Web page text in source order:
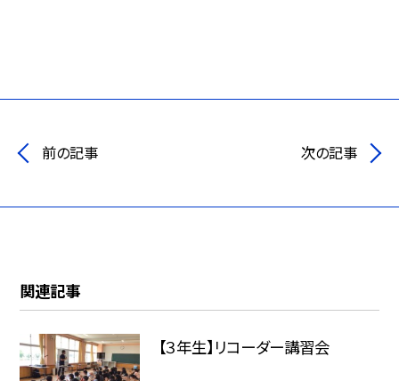
前の記事 次の記事
関連記事
【３年生】リコーダー講習会